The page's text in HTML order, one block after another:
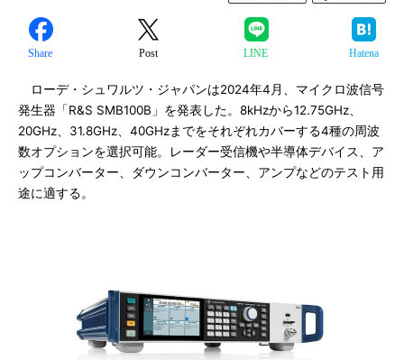
Share Post LINE Hatena
ローデ・シュワルツ・ジャパンは2024年4月、マイクロ波信号
発生器「R&S SMB100B」を発表した。8kHzから12.75GHz、
20GHz、31.8GHz、40GHzまでをそれぞれカバーする4種の周波
数オプションを選択可能。レーダー受信機や半導体デバイス、ア
ップコンバーター、ダウンコンバーター、アンプなどのテスト用
途に適する。